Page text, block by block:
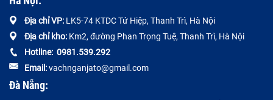
Địa chỉ VP: LK5-74 KTDC Tứ Hiệp, Thanh Trì, Hà Nội
Địa chỉ kho: Km2, đường Phan Trọng Tuệ, Thanh Trì, Hà Nội
Hotline: 0981.539.292
Email:vachnganjato@gmail.com
Đà Nẵng: